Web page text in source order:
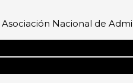
Asociación Nacional de